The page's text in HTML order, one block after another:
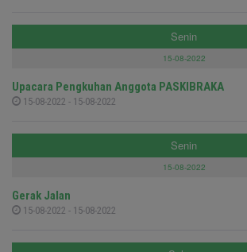
Senin
15-08-2022
Upacara Pengkuhan Anggota PASKIBRAKA
15-08-2022 - 15-08-2022
Senin
15-08-2022
Gerak Jalan
15-08-2022 - 15-08-2022